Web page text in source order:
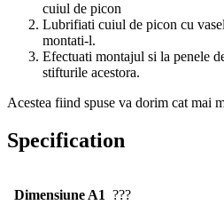
cuiul de picon
Lubrifiati cuiul de picon cu
montati-l.
Efectuati montajul si la penele
stifturile acestora.
Acestea fiind spuse va dorim cat mai
Specification
Dimensiune A1 ???